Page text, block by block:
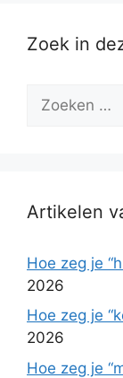
Zoek in
naar:
Artikelen
Hoe zeg je
2026
Hoe zeg je
2026
Hoe zeg je